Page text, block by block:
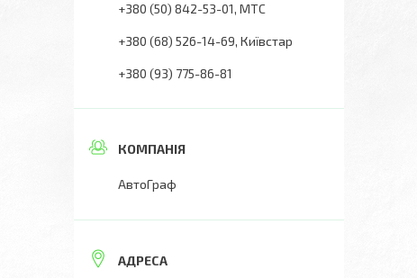
+380 (50) 842-53-01 МТС
+380 (68) 526-14-69 Київстар
+380 (93) 775-86-81
АвтоГраф